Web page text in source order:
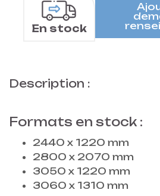
En stock
Description :
Formats en stock :
2440 x 1220 mm
2800 x 2070 mm
3050 x 1220 mm
3060 x 1310 mm